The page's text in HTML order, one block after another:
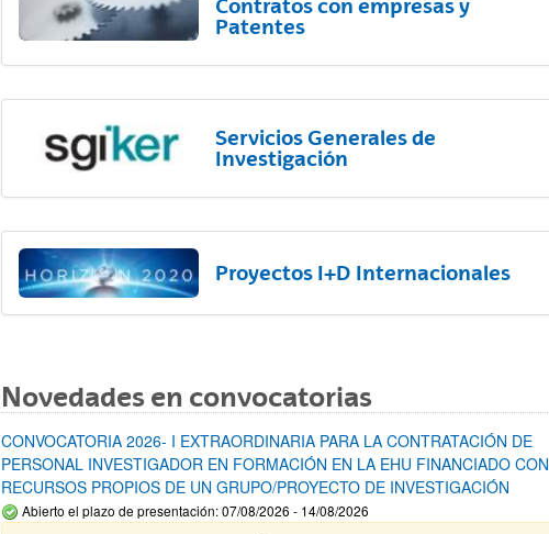
Contratos con empresas y
Patentes
Servicios Generales de
Investigación
Proyectos I+D Internacionales
Novedades en convocatorias
CONVOCATORIA 2026- I EXTRAORDINARIA PARA LA CONTRATACIÓN DE
PERSONAL INVESTIGADOR EN FORMACIÓN EN LA EHU FINANCIADO CON
RECURSOS PROPIOS DE UN GRUPO/PROYECTO DE INVESTIGACIÓN
Abierto el plazo de presentación: 07/08/2026 - 14/08/2026